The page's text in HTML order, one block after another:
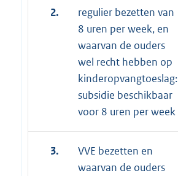
2.
regulier bezetten van
8 uren per week, en
waarvan de ouders
wel recht hebben op
kinderopvangtoeslag:
subsidie beschikbaar
voor 8 uren per week
3.
VVE bezetten en
waarvan de ouders